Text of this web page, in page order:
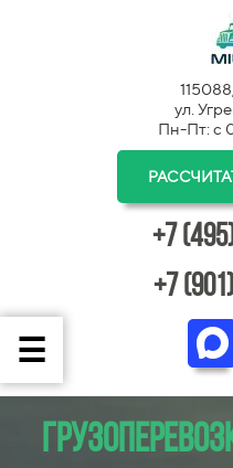
ул.
Пн-Пт: с
+7
+7